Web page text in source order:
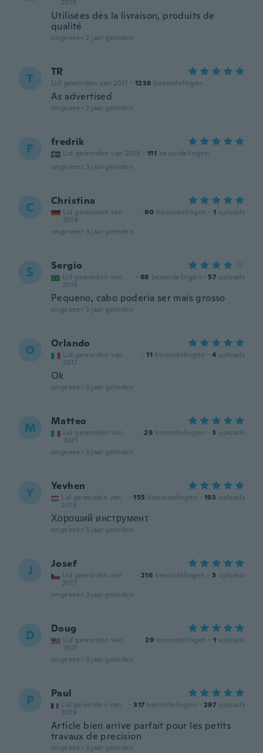
2019
Utilisées dès la livraison, produits de
qualité
ongeveer 2 jaar geleden
T TR
Lid geworden van 2017 · 1238 beoordelingen
As advertised
ongeveer 2 jaar geleden
F fredrik
Lid geworden van 2016 · 111 beoordelingen
ongeveer 3 jaar geleden
C Christina
Lid geworden van
2019
· 90 beoordelingen · 1 uploads
ongeveer 3 jaar geleden
S Sergio
Lid geworden van
2016
· 68 beoordelingen · 57 uploads
Pequeno, cabo poderia ser mais grosso
ongeveer 3 jaar geleden
O Orlando
Lid geworden van
2017
· 11 beoordelingen · 4 uploads
Ok
ongeveer 3 jaar geleden
M Matteo
Lid geworden van
2021
· 29 beoordelingen · 3 uploads
ongeveer 3 jaar geleden
Y Yevhen
Lid geworden van
2018
· 155 beoordelingen · 193 uploads
Хороший инструмент
ongeveer 3 jaar geleden
J Josef
Lid geworden van
2017
· 216 beoordelingen · 3 uploads
ongeveer 3 jaar geleden
D Doug
Lid geworden van
2021
· 29 beoordelingen · 1 uploads
ongeveer 3 jaar geleden
P Paul
Lid geworden van
2019
· 317 beoordelingen · 297 uploads
Article bien arrive parfait pour les petits
travaux de precision
ongeveer 3 jaar geleden